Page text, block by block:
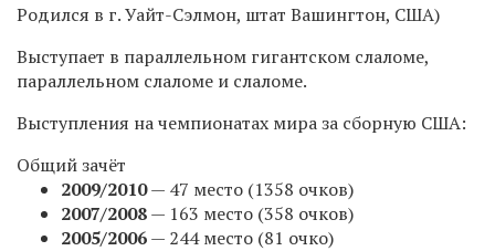
Родился в г. Уайт-Сэлмон, штат Вашингтон, США)
Выступает в параллельном гигантском слаломе,
параллельном слаломе и слаломе.
Выступления на чемпионатах мира за сборную США:
Общий зачёт
2009/2010— 47 место (1358 очков)
2007/2008— 163 место (358 очков)
2005/2006— 244 место (81 очко)